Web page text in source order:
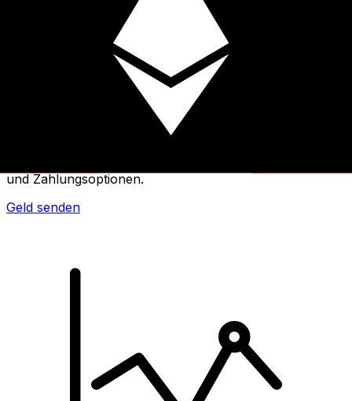
XE Internationaler Geldtransfer
und Zahlungsoptionen.
Geld senden